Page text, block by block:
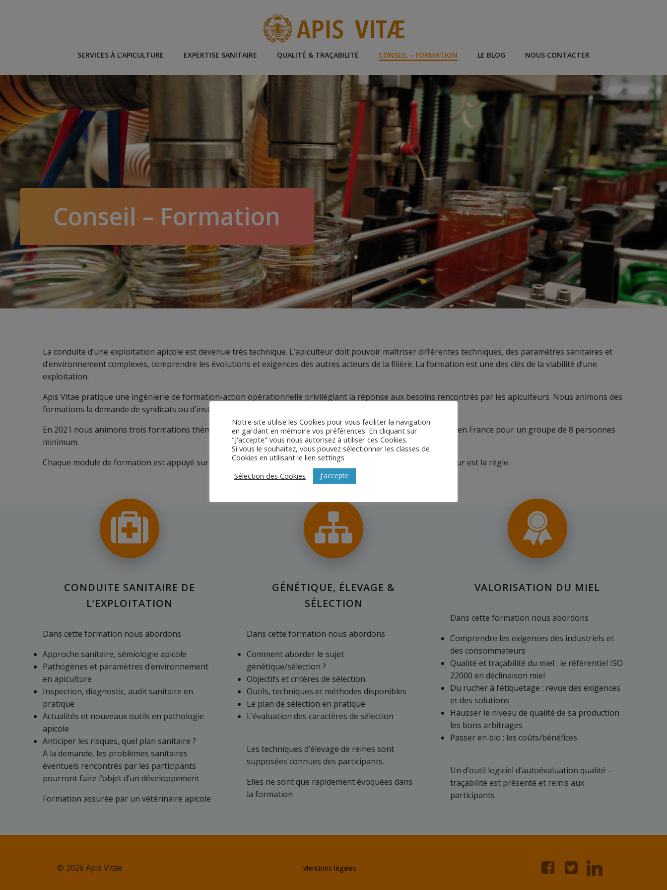
SERVICES À L’APICULTURE EXPERTISE SANITAIRE QUALITÉ & TRAÇABILITÉ CONSEIL – FORMATION LE BLOG NOUS CONTACTER
Conseil – Formation
La conduite d’une exploitation apicole est devenue très technique. L’apiculteur doit pouvoir maîtriser différentes techniques, des paramètres sanitaires et
d’environnement complexes, comprendre les évolutions et exigences des autres acteurs de la filière. La formation est une des clés de la viabilité d’une
exploitation.
Apis Vitae pratique une ingénierie de formation-action opérationnelle privilégiant la réponse aux besoins rencontrés par les apiculteurs. Nous animons des
formations la demande de syndicats ou d’instances régionales sur nos principaux domaines d’expertise.
En 2021 nous animons trois formations thématiques d’une journée chacune que nous pouvons animer partout en France pour un groupe de 8 personnes
minimum.
Chaque module de formation est appuyé sur des cas concrets. L’interactivité entre les participants et le formateur est la règle.
CONDUITE SANITAIRE DE
L’EXPLOITATION
Dans cette formation nous abordons
Approche sanitaire, sémiologie apicole
Pathogènes et paramètres d’environnement
en apiculture
Inspection, diagnostic, audit sanitaire en
pratique
Actualités et nouveaux outils en pathologie
apicole
Anticiper les risques, quel plan sanitaire ?
A la demande, les problèmes sanitaires
éventuels rencontrés par les participants
pourront faire l’objet d’un développement
Formation assurée par un vétérinaire apicole
GÉNÉTIQUE, ÉLEVAGE &
SÉLECTION
Dans cette formation nous abordons
Comment aborder le sujet
génétique/sélection ?
Objectifs et critères de sélection
Outils, techniques et méthodes disponibles
Le plan de sélection en pratique
L’évaluation des caractères de sélection
Les techniques d’élevage de reines sont
supposées connues des participants.
Elles ne sont que rapidement évoquées dans
la formation
VALORISATION DU MIEL
Dans cette formation nous abordons
Comprendre les exigences des industriels et
des consommateurs
Qualité et traçabilité du miel : le référentiel ISO
22000 en déclinaison miel
Du rucher à l’étiquetage : revue des exigences
et des solutions
Hausser le niveau de qualité de sa production :
les bons arbitrages
Passer en bio : les coûts/bénéfices
Un d’outil logiciel d’autoévaluation qualité –
traçabilité est présenté et remis aux
participants
© 2026 Apis Vitae Mentions légales
Notre site utilise les Cookies pour vous faciliter la navigation
en gardant en mémoire vos préférences. En cliquant sur
"J'accepte" vous nous autorisez à utiliser ces Cookies.
Si vous le souhaitez, vous pouvez sélectionner les classes de
Cookies en utilisant le lien settings
Sélection des Cookies
J'accepte